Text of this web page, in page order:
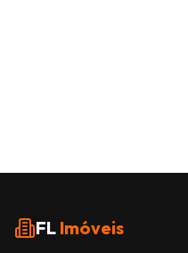
FL Imóveis